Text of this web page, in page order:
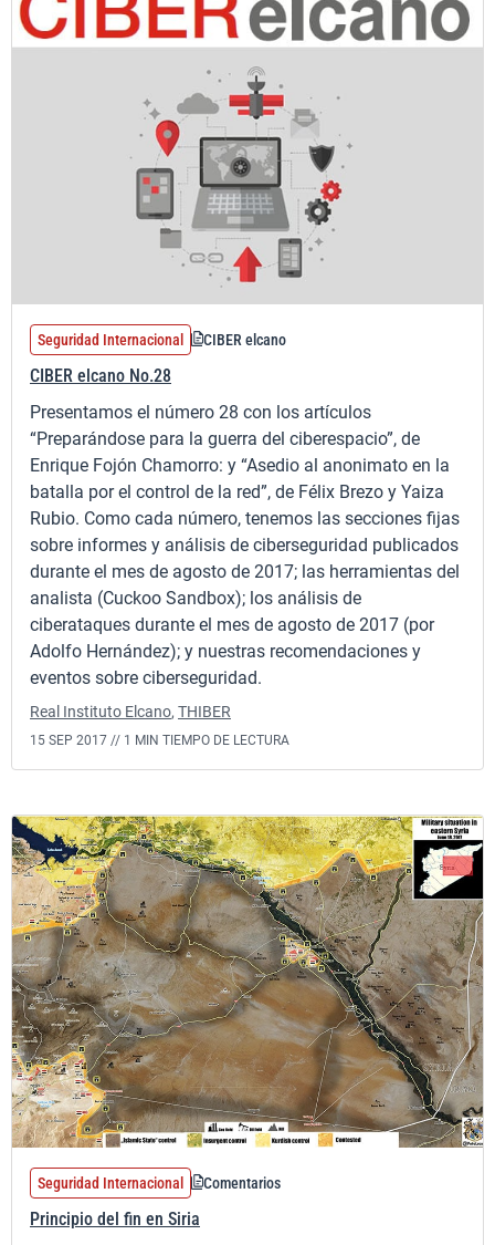
Seguridad Internacional CIBER elcano
CIBER elcano No.28
Presentamos el número 28 con los artículos
“Preparándose para la guerra del ciberespacio”, de
Enrique Fojón Chamorro: y “Asedio al anonimato en la
batalla por el control de la red”, de Félix Brezo y Yaiza
Rubio. Como cada número, tenemos las secciones fijas
sobre informes y análisis de ciberseguridad publicados
durante el mes de agosto de 2017; las herramientas del
analista (Cuckoo Sandbox); los análisis de
ciberataques durante el mes de agosto de 2017 (por
Adolfo Hernández); y nuestras recomendaciones y
eventos sobre ciberseguridad.
Real Instituto Elcano, THIBER
15 SEP 2017 // 1 MIN TIEMPO DE LECTURA
Seguridad Internacional Comentarios
Principio del fin en Siria